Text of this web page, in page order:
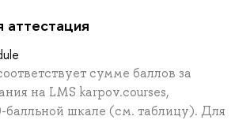
сумме баллов за
на LMS karpov.courses,
балльной шкале (см. таблицу). Для